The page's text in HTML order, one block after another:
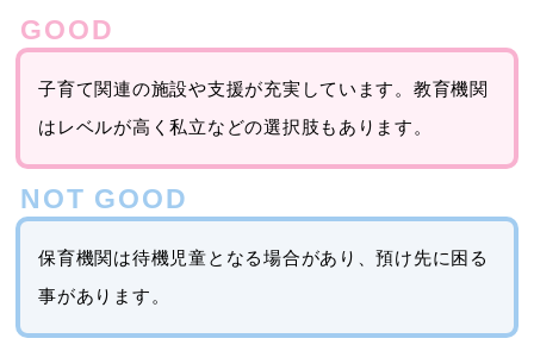
子育て関連の施設や支援が充実しています。教育機関
はレベルが高く私立などの選択肢もあります。
保育機関は待機児童となる場合があり、預け先に困る
事があります。